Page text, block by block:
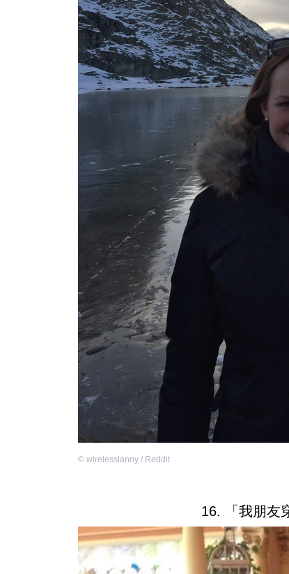
© wirelesslanny / Reddit
16. 「我朋友